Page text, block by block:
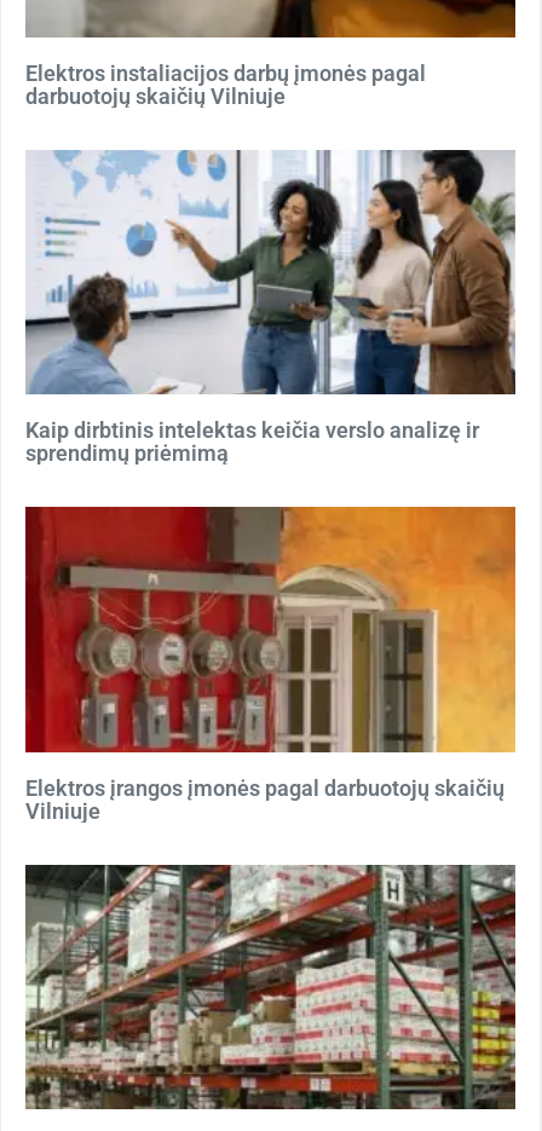
Elektros instaliacijos darbų įmonės pagal
darbuotojų skaičių Vilniuje
Kaip dirbtinis intelektas keičia verslo analizę ir
sprendimų priėmimą
Elektros įrangos įmonės pagal darbuotojų skaičių
Vilniuje